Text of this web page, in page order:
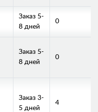
Заказ 5-
8 дней
0
Заказ 5-
8 дней
0
Заказ 3-
5 дней
4